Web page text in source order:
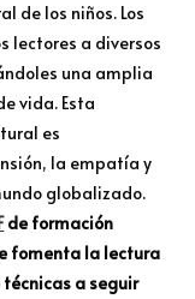
de los niños. Los
lectores a diversos
una amplia
vida. Esta
es
la empatía y
globalizado.
de formación
fomenta la lectura
a seguir